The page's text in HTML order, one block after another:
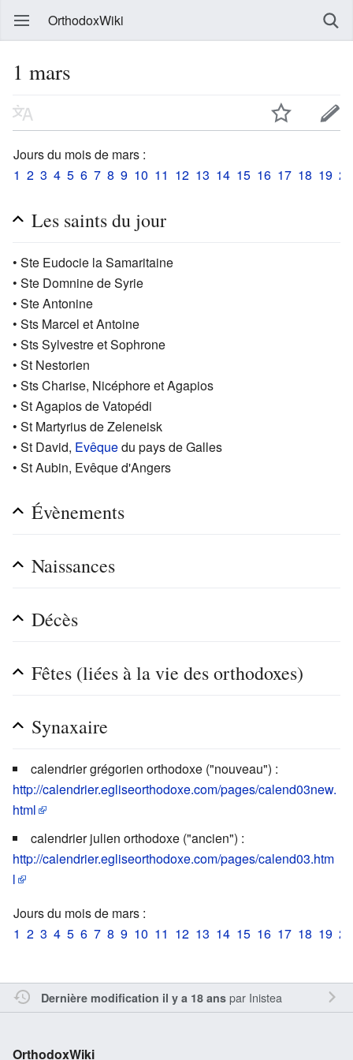
OrthodoxWiki
1 mars
Jours du mois de mars :
1 2 3 4 5 6 7 8 9 10 11 12 13 14 15 16 17 18 19 20
Les saints du jour
• Ste Eudocie la Samaritaine
• Ste Domnine de Syrie
• Ste Antonine
• Sts Marcel et Antoine
• Sts Sylvestre et Sophrone
• St Nestorien
• Sts Charise, Nicéphore et Agapios
• St Agapios de Vatopédi
• St Martyrius de Zeleneisk
• St David, Evêquedu pays de Galles
• St Aubin, Evêque d'Angers
Évènements
Naissances
Décès
Fêtes (liées à la vie des orthodoxes)
Synaxaire
calendrier grégorien orthodoxe ("nouveau") :
http://calendrier.egliseorthodoxe.com/pages/calend03new.
html
calendrier julien orthodoxe ("ancien") :
http://calendrier.egliseorthodoxe.com/pages/calend03.htm
l
Jours du mois de mars :
1 2 3 4 5 6 7 8 9 10 11 12 13 14 15 16 17 18 19 20
Dernière modification il y a 18 anspar Inistea
OrthodoxWiki